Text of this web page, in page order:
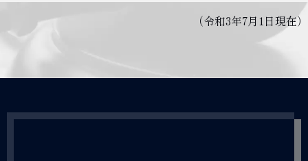
（令和3年7月1日現在）